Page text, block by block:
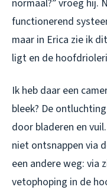
normaal?” vroeg hij.
functionerend
maar in Erica zie ik
ligt en de
Ik heb daar een
bleek? De
door bladeren en
niet ontsnappen via
een andere weg: via
vetophoping in de